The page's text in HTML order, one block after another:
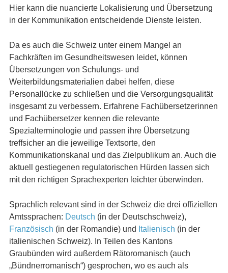
Hier kann die nuancierte Lokalisierung und Übersetzung
in der Kommunikation entscheidende Dienste leisten.
Da es auch die Schweiz unter einem Mangel an
Fachkräften im Gesundheitswesen leidet, können
Übersetzungen von Schulungs- und
Weiterbildungsmaterialien dabei helfen, diese
Personallücke zu schließen und die Versorgungsqualität
insgesamt zu verbessern. Erfahrene Fachübersetzerinnen
und Fachübersetzer kennen die relevante
Spezialterminologie und passen ihre Übersetzung
treffsicher an die jeweilige Textsorte, den
Kommunikationskanal und das Zielpublikum an. Auch die
aktuell gestiegenen regulatorischen Hürden lassen sich
mit den richtigen Sprachexperten leichter überwinden.
Sprachlich relevant sind in der Schweiz die drei offiziellen
Amtssprachen: Deutsch (in der Deutschschweiz),
Französisch (in der Romandie) und Italienisch (in der
italienischen Schweiz). In Teilen des Kantons
Graubünden wird außerdem Rätoromanisch (auch
„Bündnerromanisch“) gesprochen, wo es auch als